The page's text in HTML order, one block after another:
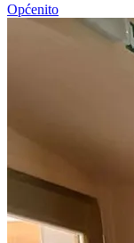
Općenito